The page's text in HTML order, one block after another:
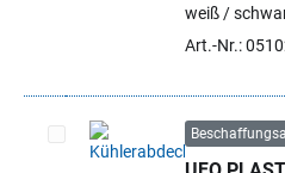
weiß /
Art.-Nr.: